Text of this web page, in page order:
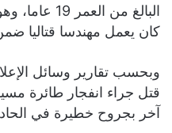
البالغ من
كان يعمل مهندسا قتاليا ضمن
وبحسب تقارير وسائل
قتل جراء انفجار طائرة
آخر بجروح خطيرة في